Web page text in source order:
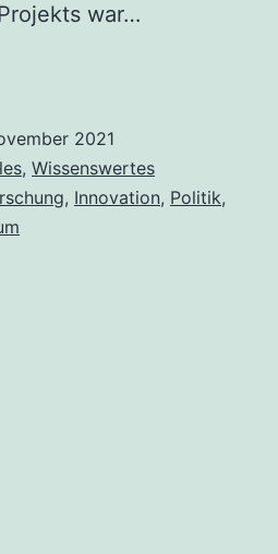
war…
Vergleich:
2021
, Wissenswertes
, Innovation, Politik,